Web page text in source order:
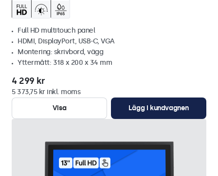
Full HD multitouch panel
HDMI, DisplayPort, USB-C, VGA
Montering: skrivbord, vägg
Yttermått: 318 x 200 x 34 mm
4 299 kr
5 373,75 kr inkl. moms
Visa
Lägg i kundvagnen